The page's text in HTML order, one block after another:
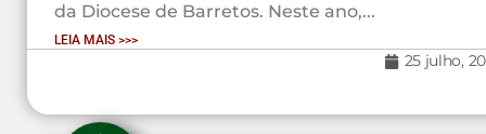
da Diocese de Barretos. Neste ano,...
LEIA MAIS >>>
25 julho,